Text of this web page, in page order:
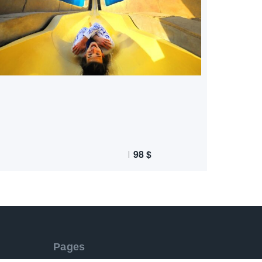
98$
Pages